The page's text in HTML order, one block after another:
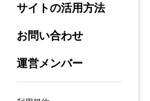
サイトの活用方法
お問い合わせ
運営メンバー